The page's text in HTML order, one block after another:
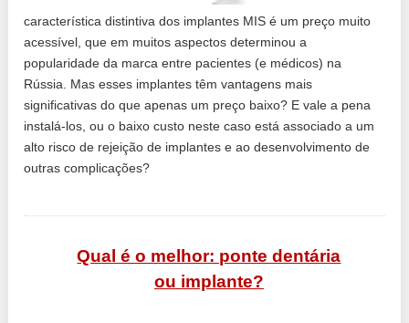
característica distintiva dos implantes MIS é um preço muito
acessível, que em muitos aspectos determinou a
popularidade da marca entre pacientes (e médicos) na
Rússia. Mas esses implantes têm vantagens mais
significativas do que apenas um preço baixo? E vale a pena
instalá-los, ou o baixo custo neste caso está associado a um
alto risco de rejeição de implantes e ao desenvolvimento de
outras complicações?
Qual é o melhor: ponte dentária
ou implante?